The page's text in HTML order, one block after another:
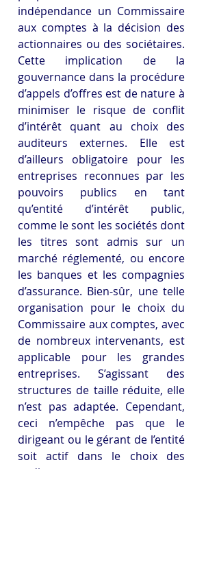
indépendance un Commissaire
aux comptes à la décision des
actionnaires ou des sociétaires.
Cette implication de la
gouvernance dans la procédure
d’appels d’offres est de nature à
minimiser le risque de conflit
d’intérêt quant au choix des
auditeurs externes. Elle est
d’ailleurs obligatoire pour les
entreprises reconnues par les
pouvoirs publics en tant
qu’entité d’intérêt public,
comme le sont les sociétés dont
les titres sont admis sur un
marché réglementé, ou encore
les banques et les compagnies
d’assurance. Bien-sûr, une telle
organisation pour le choix du
Commissaire aux comptes, avec
de nombreux intervenants, est
applicable pour les grandes
entreprises. S’agissant des
structures de taille réduite, elle
n’est pas adaptée. Cependant,
ceci n’empêche pas que le
dirigeant ou le gérant de l’entité
soit actif dans le choix des
auditeurs externes, pour ne pas